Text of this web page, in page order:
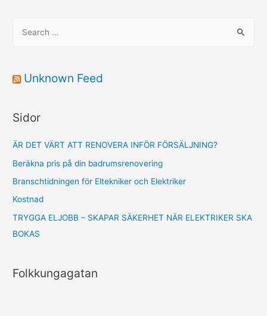
f
:
Unknown Feed
Sidor
ÄR DET VÄRT ATT RENOVERA INFÖR FÖRSÄLJNING?
Beräkna pris på din badrumsrenovering
Branschtidningen för Eltekniker och Elektriker
Kostnad
TRYGGA ELJOBB – SKAPAR SÄKERHET NÄR ELEKTRIKER SKA
BOKAS
Folkkungagatan